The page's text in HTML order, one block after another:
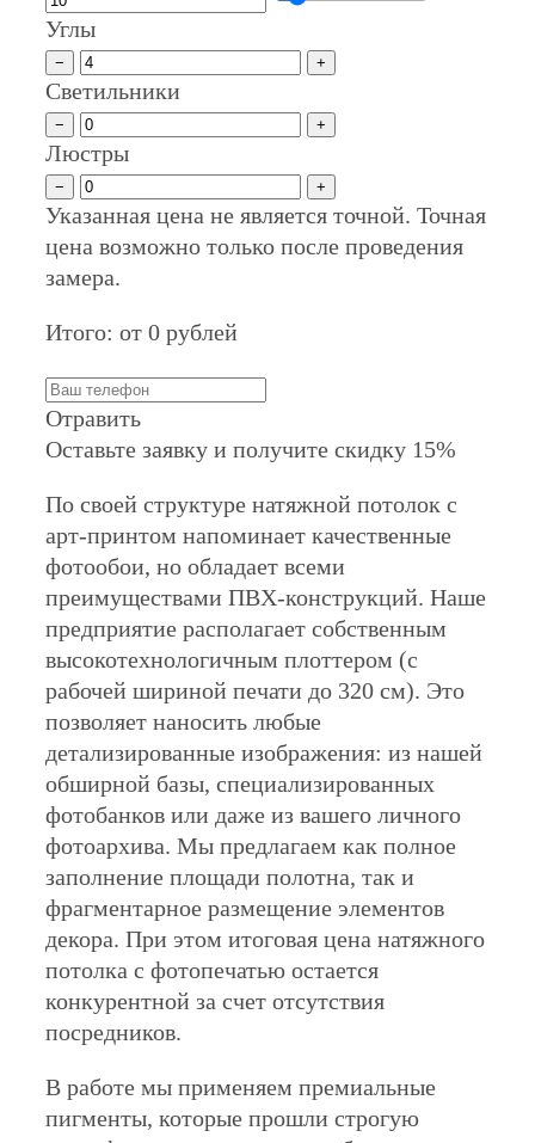
Углы
− +
Светильники
− +
Люстры
− +
Указанная цена не является точной. Точная
цена возможно только после проведения
замера.
Итого: от 0 рублей
Отравить
Оставьте заявку и получите скидку 15%
По своей структуре натяжной потолок с
арт-принтом напоминает качественные
фотообои, но обладает всеми
преимуществами ПВХ-конструкций. Наше
предприятие располагает собственным
высокотехнологичным плоттером (с
рабочей шириной печати до 320 см). Это
позволяет наносить любые
детализированные изображения: из нашей
обширной базы, специализированных
фотобанков или даже из вашего личного
фотоархива. Мы предлагаем как полное
заполнение площади полотна, так и
фрагментарное размещение элементов
декора. При этом итоговая цена натяжного
потолка с фотопечатью остается
конкурентной за счет отсутствия
посредников.
В работе мы применяем премиальные
пигменты, которые прошли строгую